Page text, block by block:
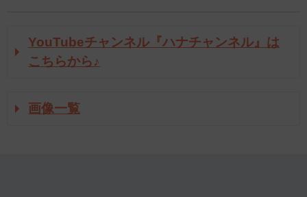
YouTubeチャンネル『ハナチャンネル』は
こちらから♪
画像一覧